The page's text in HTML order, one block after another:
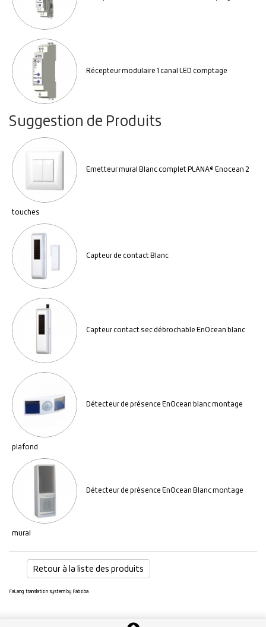
Récepteur modulaire 1 canal LED comptage
Suggestion de Produits
Emetteur mural Blanc complet PLANA® Enocean 2
touches
Capteur de contact Blanc
Capteur contact sec débrochable EnOcean blanc
Détecteur de présence EnOcean blanc montage
plafond
Détecteur de présence EnOcean Blanc montage
mural
Retour à la liste des produits
FaLang translation system by Faboba